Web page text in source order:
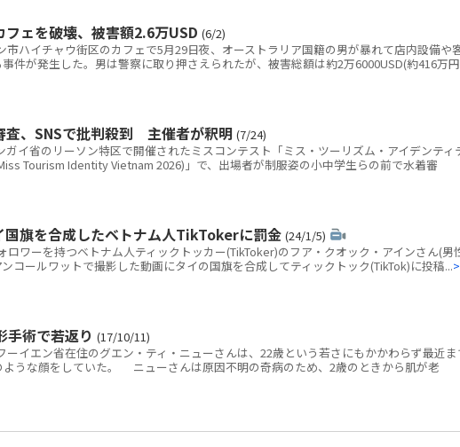
ェを破壊、被害額2.6万USD (6/2)
ハイチャウ街区のカフェで5月29日夜、オーストラリア国籍の男が暴れて店内設備や
件が発生した。男は警察に取り押さえられたが、被害総額は約2万6000USD(約416万
査、SNSで批判殺到 主催者が釈明 (7/24)
イ省のリーソン特区で開催されたミスコンテスト「ミス・ツーリズム・アイデンティ
Tourism Identity Vietnam 2026)」で、出場者が制服姿の小中学生らの前で水着審
国旗を合成したベトナム人TikTokerに罰金 (24/1/5)
ロワーを持つベトナム人ティックトッカー(TikToker)のフア・クオック・アインさん(男
コールワットで撮影した動画にタイの国旗を合成してティックトック(TikTok)に投稿...
手術で若返り (17/10/11)
イエン省在住のグエン・ティ・ニューさんは、22歳という若さにもかかわらず最近ま
ような顔をしていた。 ニューさんは原因不明の奇病のため、2歳のときから肌が老